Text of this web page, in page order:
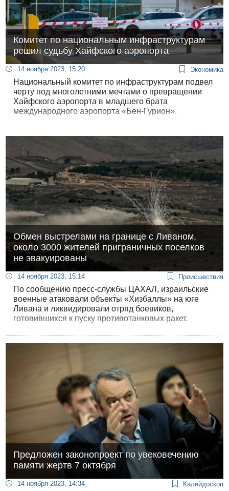
Комитет по национальным инфраструктурам
решил судьбу Хайфского аэропорта
14 ноября 2023, 15:20 Экономика
Национальный комитет по инфраструктурам подвел
черту под многолетними мечтами о превращении
Хайфского аэропорта в младшего брата
международного аэропорта «Бен-Гурион».
Обмен выстрелами на границе с Ливаном,
около 3000 жителей приграничных поселков
не эвакуированы
14 ноября 2023, 15:14 Происшествия
По сообщению пресс-службы ЦАХАЛ, израильские
военные атаковали объекты «Хизбаллы» на юге
Ливана и ликвидировали отряд боевиков,
готовившихся к пуску противотанковых ракет.
Предложен законопроект по увековечению
памяти жертв 7 октября
14 ноября 2023, 14:34 Калейдоскоп